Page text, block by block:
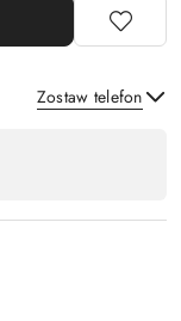
Zostaw telefon